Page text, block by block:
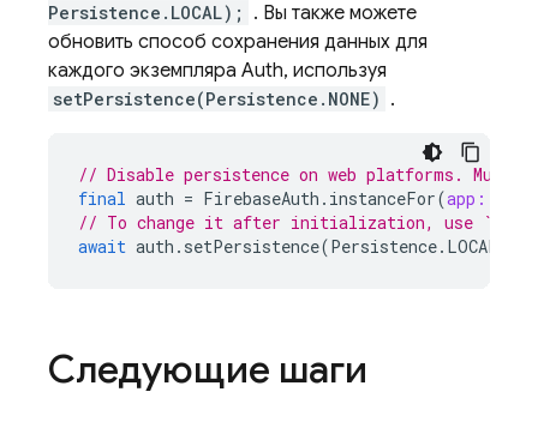
Persistence.LOCAL);
. Вы также можете
обновить способ сохранения данных для
каждого экземпляра Auth, используя
setPersistence(Persistence.NONE) .
// Disable persistence on web platforms.
final auth = FirebaseAuth . instanceFor(app:
// To change it after initialization, use
await auth . setPersistence(Persistence. LOCAL
Следующие шаги